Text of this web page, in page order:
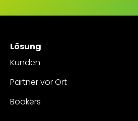
Lösung
Kunden
Partner vor Ort
Bookers